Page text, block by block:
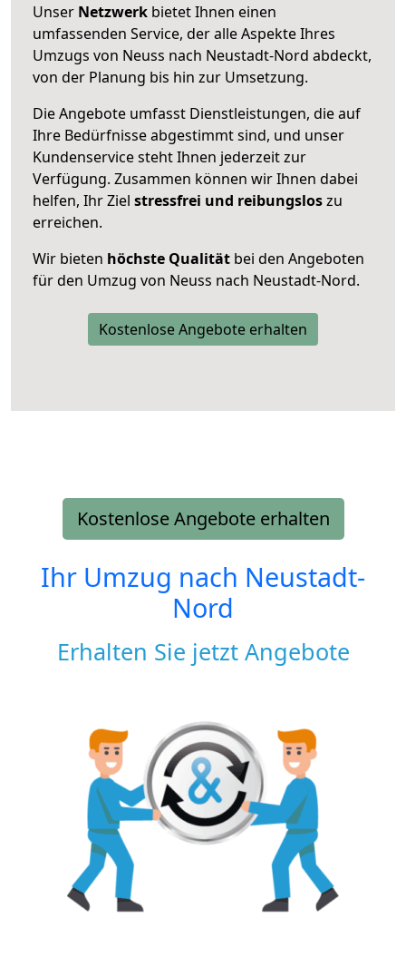
Unser Netzwerk bietet Ihnen einen
umfassenden Service, der alle Aspekte Ihres
Umzugs von Neuss nach Neustadt-Nord abdeckt,
von der Planung bis hin zur Umsetzung.
Die Angebote umfasst Dienstleistungen, die auf
Ihre Bedürfnisse abgestimmt sind, und unser
Kundenservice steht Ihnen jederzeit zur
Verfügung. Zusammen können wir Ihnen dabei
helfen, Ihr Ziel stressfrei und reibungsloszu
erreichen.
Wir bieten höchste Qualität bei den Angeboten
für den Umzug von Neuss nach Neustadt-Nord.
Kostenlose Angebote erhalten
Kostenlose Angebote erhalten
Ihr Umzug nach Neustadt-
Nord
Erhalten Sie jetzt Angebote